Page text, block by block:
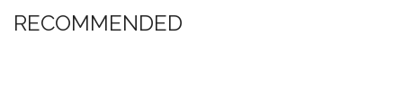
RECOMMENDED